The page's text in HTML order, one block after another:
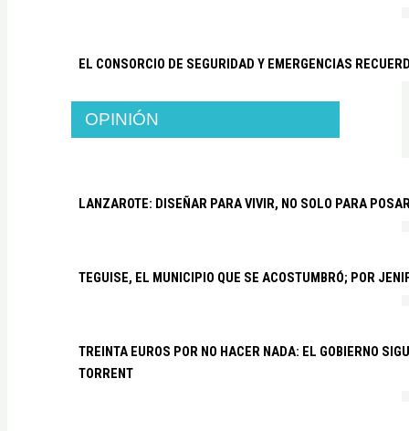
EL CONSORCIO DE SEGURIDAD Y EMERGENCIAS
OPINIÓN
LANZAROTE: DISEÑAR PARA VIVIR, NO SOLO PARA
TEGUISE, EL MUNICIPIO QUE SE ACOSTUMBRÓ; POR
TREINTA EUROS POR NO HACER NADA: EL GOBIERNO
TORRENT